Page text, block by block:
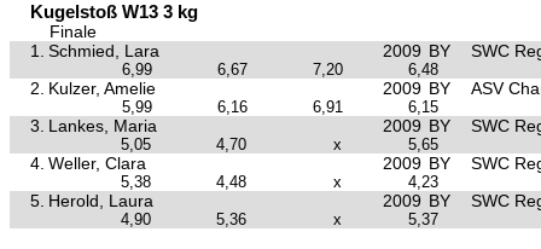
Kugelstoß W13 3 kg
Finale
1.
Schmied, Lara 2009 BY SWC
6,99 6,67 7,20 6,48
2. Kulzer, Amelie 2009 BY ASV
5,99 6,16 6,91 6,15
3. Lankes, Maria 2009 BY SWC
5,05 4,70 x 5,65
4. Weller, Clara 2009 BY SWC
5,38 4,48 x 4,23
5. Herold, Laura 2009 BY SWC
4,90 5,36 x 5,37